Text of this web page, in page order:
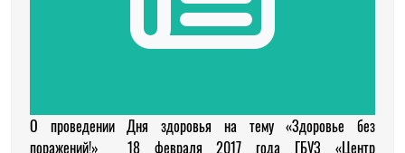
О проведении Дня здоровья на тему «Здоровье без
поражений!» 18 февраля 2017 года ГБУЗ «Центр